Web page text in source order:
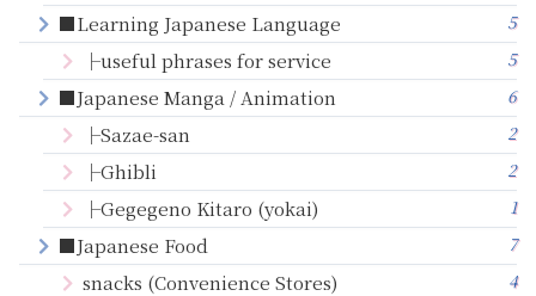
■Learning Japanese Language 5
├useful phrases for service 5
■Japanese Manga / Animation 6
├Sazae-san 2
├Ghibli 2
├Gegegeno Kitaro (yokai) 1
■Japanese Food 7
snacks (Convenience Stores) 4